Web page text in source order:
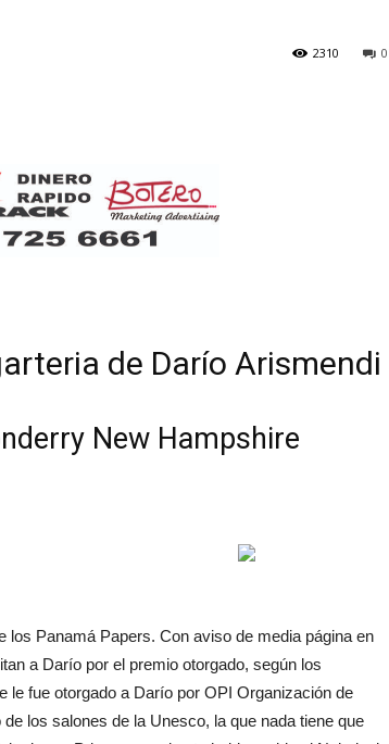
Botero
0
2310
de Darío Arismendi
New Hampshire
Panamá Papers. Con aviso de media página en
a Darío por el premio otorgado, según los
le fue otorgado a Darío por OPI Organización de
los salones de la Unesco, la que nada tiene que